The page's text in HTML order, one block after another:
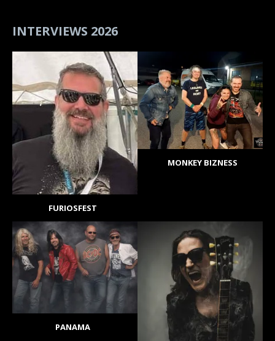
INTERVIEWS 2026
FURIOSFEST
MONKEY BIZNESS
PANAMA